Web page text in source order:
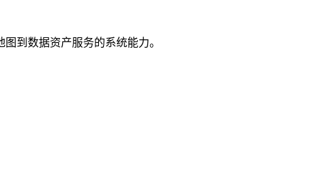
到数据资产服务的系统能力。